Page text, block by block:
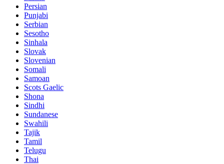
Persian
Punjabi
Serbian
Sesotho
Sinhala
Slovak
Slovenian
Somali
Samoan
Scots Gaelic
Shona
Sindhi
Sundanese
Swahili
Tajik
Tamil
Telugu
Thai